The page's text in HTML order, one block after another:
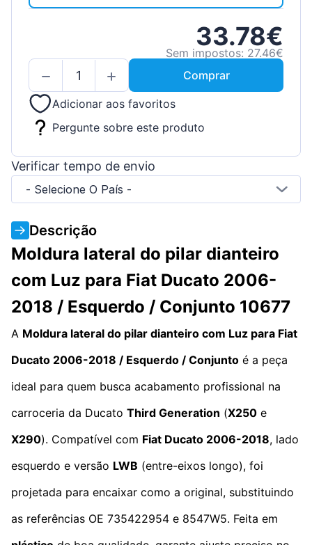
33.78€
Sem impostos: 27.46€
Comprar
Adicionar aos favoritos
Pergunte sobre este produto
Verificar tempo de envio
- Selecione O País -
Descrição
Moldura lateral do pilar dianteiro
com Luz para Fiat Ducato 2006-
2018 / Esquerdo / Conjunto 10677
A Moldura lateral do pilar dianteiro com Luz para Fiat
Ducato 2006-2018 / Esquerdo / Conjunto é a peça
ideal para quem busca acabamento profissional na
carroceria da Ducato Third Generation (X250 e
X290). Compatível com Fiat Ducato 2006-2018, lado
esquerdo e versão LWB (entre-eixos longo), foi
projetada para encaixar como a original, substituindo
as referências OE 735422954 e 8547W5. Feita em